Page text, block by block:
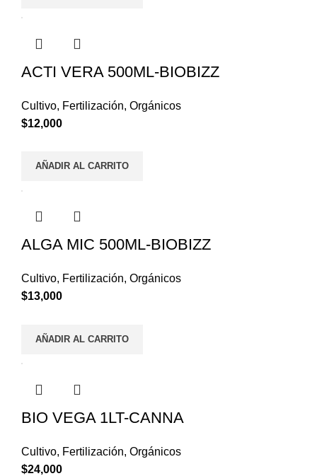
ACTI VERA 500ML-BIOBIZZ
Cultivo, Fertilización, Orgánicos
$12,000
AÑADIR AL CARRITO
ALGA MIC 500ML-BIOBIZZ
Cultivo, Fertilización, Orgánicos
$13,000
AÑADIR AL CARRITO
BIO VEGA 1LT-CANNA
Cultivo, Fertilización, Orgánicos
$24,000